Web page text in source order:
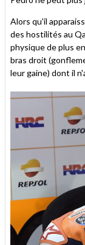
Alors qu'il
des hostilités au
physique de plus
bras droit
leur gaine) dont il